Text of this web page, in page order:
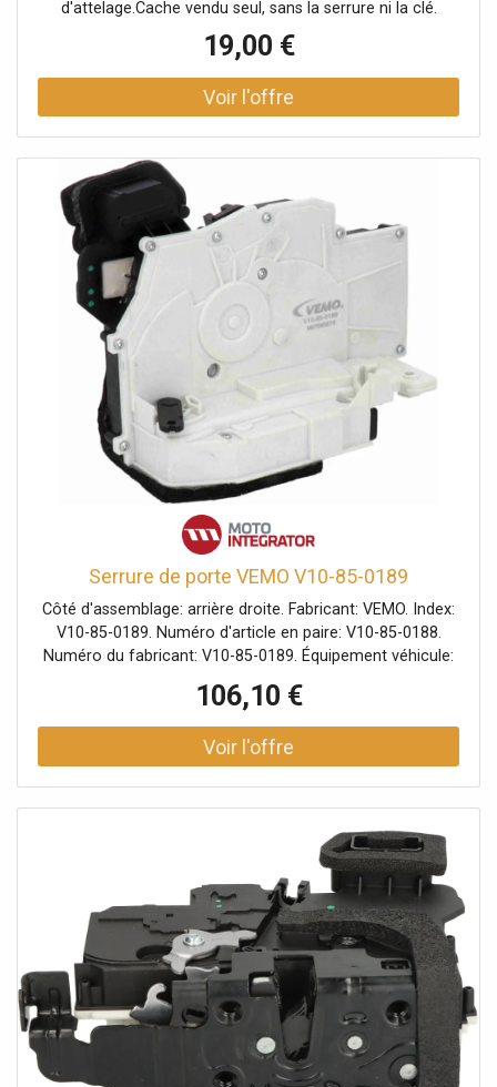
d'attelage.Cache vendu seul, sans la serrure ni la clé.
19,00 €
Serrure de porte VEMO V10-85-0189
Côté d'assemblage: arrière droite. Fabricant: VEMO. Index:
V10-85-0189. Numéro d'article en paire: V10-85-0188.
Numéro du fabricant: V10-85-0189. Équipement véhicule:
véhicules avec système sans clé/entrer/partir.
106,10 €